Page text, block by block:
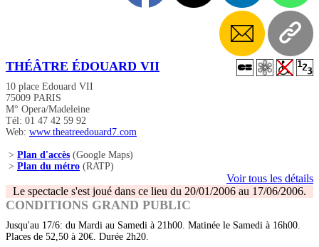
THÉÂTRE ÉDOUARD VII
10 place Edouard VII
75009 PARIS
M° Opera/Madeleine
Tél: 01 47 42 59 92
Web: www.theatreedouard7.com
> Plan d'accès (Google Maps)
> Plan du métro (RATP)
Voir tous les détails
Le spectacle s'est joué dans ce lieu du 20/01/2006 au 17/06/2006.
CONDITIONS GRAND PUBLIC
Jusqu'au 17/6: du Mardi au Samedi à 21h00. Matinée le Samedi à 16h00.
Places de 52,50 à 20€. Durée 2h20.